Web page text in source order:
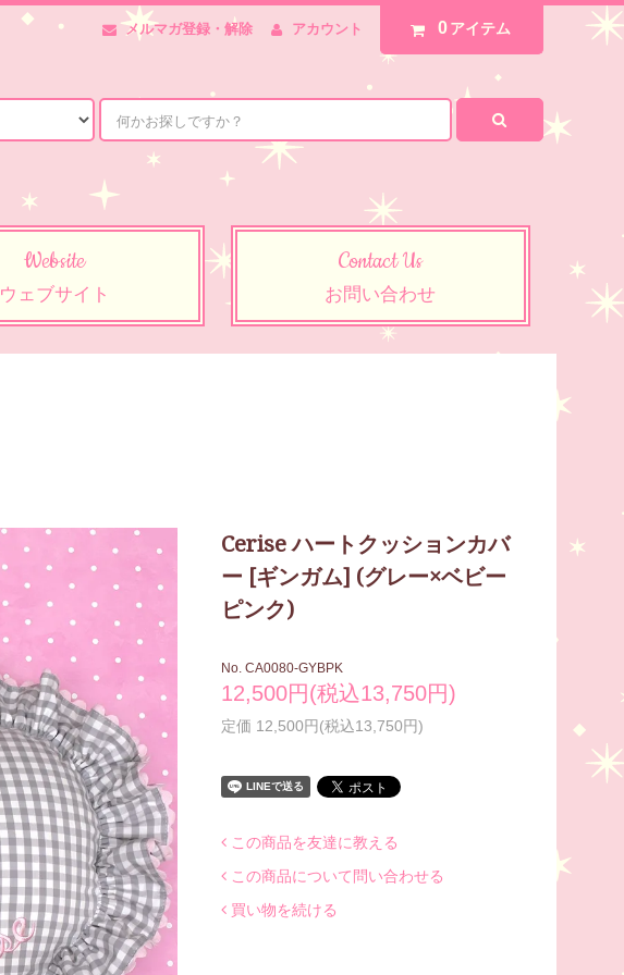
メルマガ登録・解除 アカウント 0 アイテム
Website
ウェブサイト
Contact Us
お問い合わせ
Cerise ハートクッションカバ
ー [ギンガム] (グレー×ベビー
ピンク)
No. CA0080-GYBPK
12,500円(税込13,750円)
定価 12,500円(税込13,750円)
この商品を友達に教える
この商品について問い合わせる
買い物を続ける